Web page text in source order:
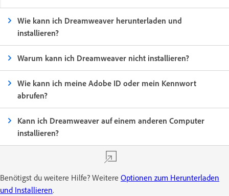
Wie kann ich Dreamweaver herunterladen und
installieren?
Warum kann ich Dreamweaver nicht installieren?
Wie kann ich meine Adobe ID oder mein Kennwort
abrufen?
Kann ich Dreamweaver auf einem anderen Computer
installieren?
Benötigst du weitere Hilfe? Weitere Optionen zum Herunterladen
und Installieren.